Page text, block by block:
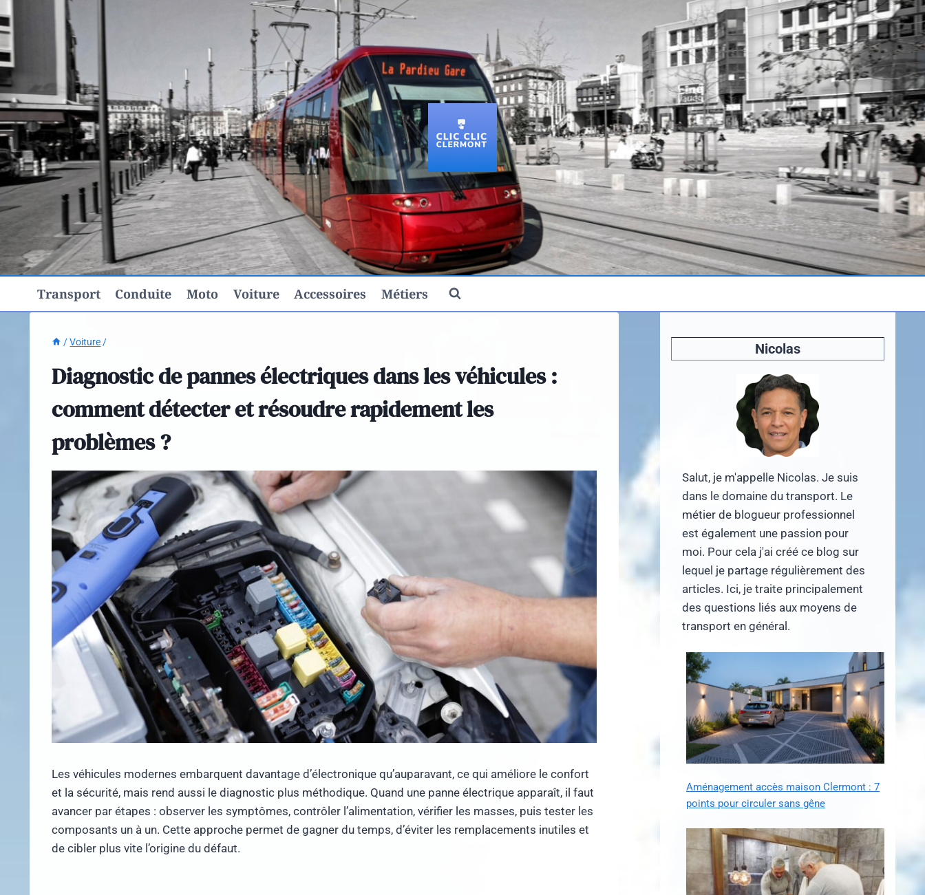
au
contenu
Transport Conduite Moto Voiture Accessoires Métiers
/ Voiture /
Diagnostic de pannes électriques dans les véhicules :
comment détecter et résoudre rapidement les
problèmes ?
Les véhicules modernes embarquent davantage d’électronique qu’auparavant, ce qui améliore le confort
et la sécurité, mais rend aussi le diagnostic plus méthodique. Quand une panne électrique apparaît, il faut
avancer par étapes : observer les symptômes, contrôler l’alimentation, vérifier les masses, puis tester les
composants un à un. Cette approche permet de gagner du temps, d’éviter les remplacements inutiles et
de cibler plus vite l’origine du défaut.
Nicolas
Salut, je m'appelle Nicolas. Je suis
dans le domaine du transport. Le
métier de blogueur professionnel
est également une passion pour
moi. Pour cela j'ai créé ce blog sur
lequel je partage régulièrement des
articles. Ici, je traite principalement
des questions liés aux moyens de
transport en général.
Aménagement accès maison Clermont : 7
points pour circuler sans gêne